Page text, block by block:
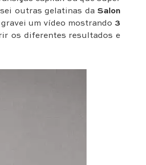
outras gelatinas da Salon
um vídeo mostrando 3
os diferentes resultados e